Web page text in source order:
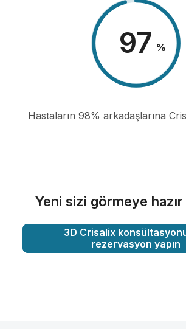
98 %
Hastaların 98% arkadaşlarına
Yeni sizi görmeye hazır
3D Crisalix
rezervasyon yapın